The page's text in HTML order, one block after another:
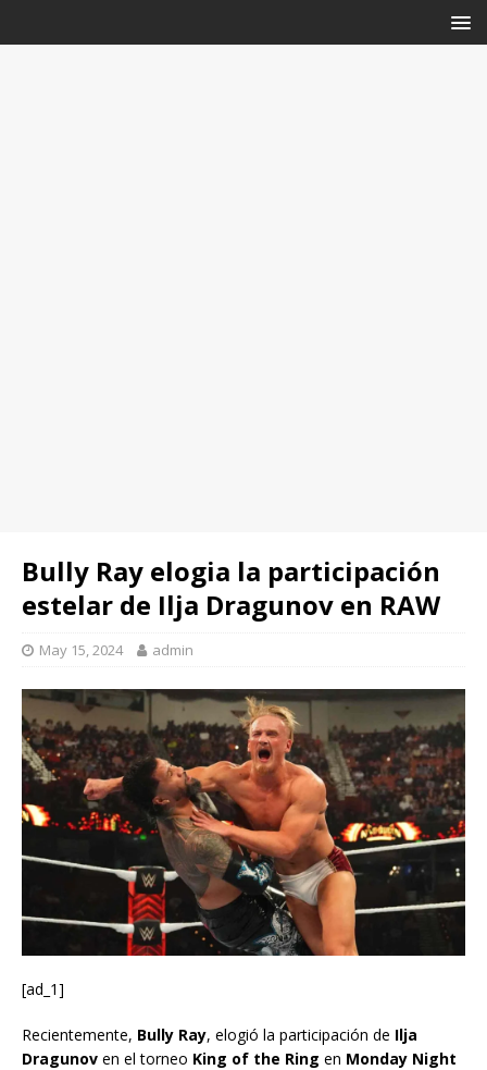
Bully Ray elogia la participación
estelar de Ilja Dragunov en RAW
May 15, 2024 admin
[ad_1]
Recientemente, Bully Ray, elogió la participación de Ilja
Dragunov en el torneo King of the Ring en Monday Night